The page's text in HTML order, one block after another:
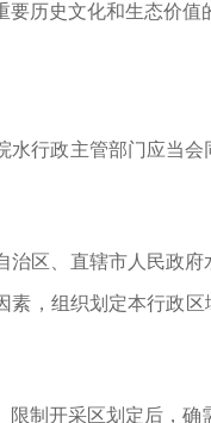
要历史文化和生态价
行政主管部门应当会
区、直辖市人民政府
素，组织划定本行政
限制开采区划定后，